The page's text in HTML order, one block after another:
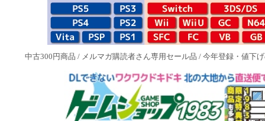
中古300円商品 / メルマガ購読者さん専用セール品 / 今年登録・値下